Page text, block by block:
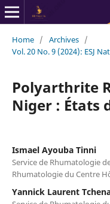
Home / Archives /
Vol. 20 No. 9 (2024): ESJ
Polyarthrite
Niger : États
Ismael Ayouba Tinni
Service de Rhumatologie
Rhumatologie du Centre
Yannick Laurent